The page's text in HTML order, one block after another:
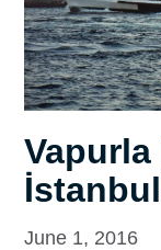
June 1, 2016